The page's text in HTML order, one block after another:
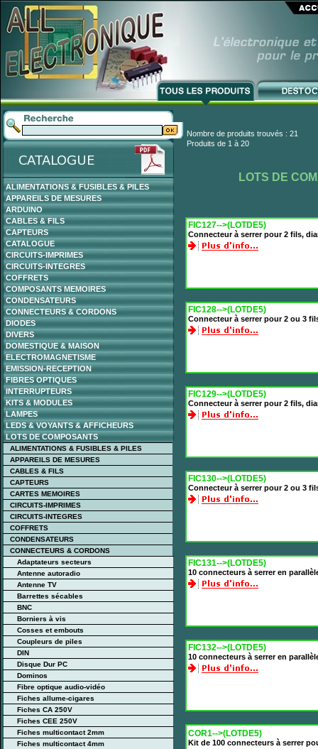
ALIMENTATIONS & FUSIBLES & PILES
APPAREILS DE MESURES
ARDUINO
CABLES & FILS
CAPTEURS
CATALOGUE
CIRCUITS-IMPRIMES
CIRCUITS-INTEGRES
COFFRETS
COMPOSANTS MEMOIRES
CONDENSATEURS
CONNECTEURS & CORDONS
DIODES
DIVERS
DOMESTIQUE & MAISON
ELECTROMAGNETISME
EMISSION-RECEPTION
FIBRES OPTIQUES
INTERRUPTEURS
KITS & MODULES
LAMPES
LEDS & VOYANTS & AFFICHEURS
LOTS DE COMPOSANTS
ALIMENTATIONS & FUSIBLES & PILES
APPAREILS DE MESURES
CABLES & FILS
CAPTEURS
CARTES MEMOIRES
CIRCUITS-IMPRIMES
CIRCUITS-INTEGRES
COFFRETS
CONDENSATEURS
CONNECTEURS & CORDONS
Adaptateurs secteurs
Antenne autoradio
Antenne TV
Barrettes sécables
BNC
Borniers à vis
Cosses et embouts
Coupleurs de piles
DIN
Disque Dur PC
Dominos
Fibre optique audio-vidéo
Fiches allume-cigares
Fiches CA 250V
Fiches CEE 250V
Fiches multicontact 2mm
Fiches multicontact 4mm
Nombre de produits trouvés : 21
Produits de 1 à 20
LOTS DE
FIC127-->(LOTDE5)
Connecteur à serrer pour 2 fils,
FIC128-->(LOTDE5)
Connecteur à serrer pour 2 ou 3
FIC129-->(LOTDE5)
Connecteur à serrer pour 2 fils,
FIC130-->(LOTDE5)
Connecteur à serrer pour 2 ou 3
FIC131-->(LOTDE5)
10 connecteurs à serrer en
FIC132-->(LOTDE5)
10 connecteurs à serrer en
COR1-->(LOTDE5)
Kit de 100 connecteurs à serrer